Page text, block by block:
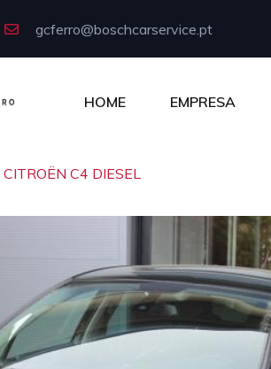
gcferro@boschcarservice.pt
HOME EMPRESA
CITROËN C4 DIESEL